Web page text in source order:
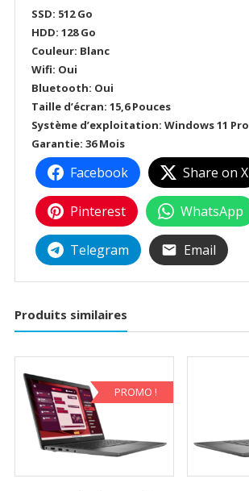
SSD: 512 Go
HDD: 128 Go
Couleur: Blanc
Wifi: Oui
Bluetooth: Oui
Taille d’écran: 15,6 Pouces
Système d’exploitation: Windows 11 Pro
Garantie: 36 Mois
Facebook Share on X
Pinterest WhatsApp
Telegram Email
Produits similaires
PROMO !